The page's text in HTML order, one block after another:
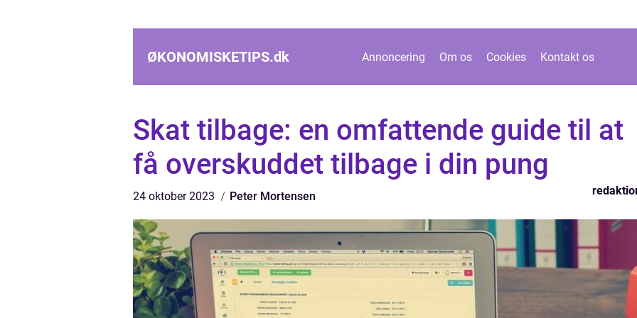
ØKONOMISKETIPS.dk Annoncering Om os Cookies Kontakt os
Skat tilbage: en omfattende guide til at
få overskuddet tilbage i din pung
24 oktober 2023 Peter Mortensen